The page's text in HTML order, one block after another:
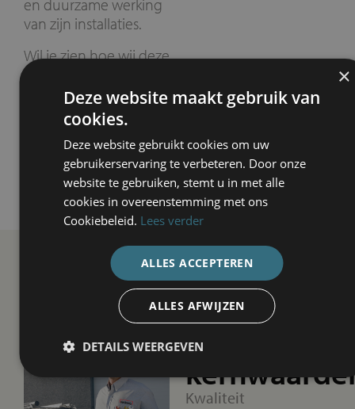
en duurzame werking
van zijn installaties.
Wil je zien hoe wij deze
missie in de praktijk
brengen?
Ontdek wat we
Onze
Kwaliteit
×
Deze website maakt gebruik van
cookies.
Deze website gebruikt cookies om uw
gebruikerservaring te verbeteren. Door onze
website te gebruiken, stemt u in met alle
cookies in overeenstemming met ons
Cookiebeleid. Lees verder
ALLES ACCEPTEREN
ALLES AFWIJZEN
DETAILS WEERGEVEN